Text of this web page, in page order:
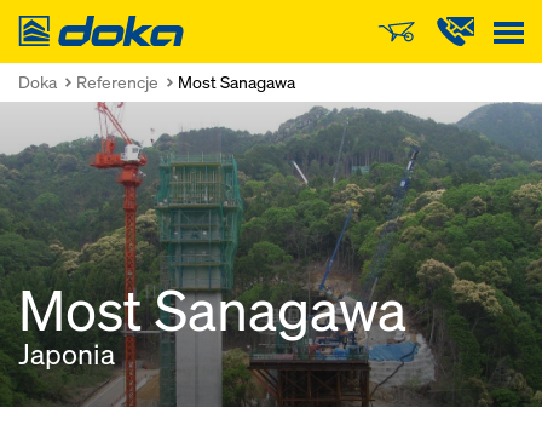
Doka
Doka Referencje Most Sanagawa
Most Sanagawa
Japonia